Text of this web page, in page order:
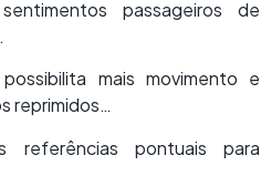
passageiros de
mais movimento e
reprimidos…
referências pontuais para